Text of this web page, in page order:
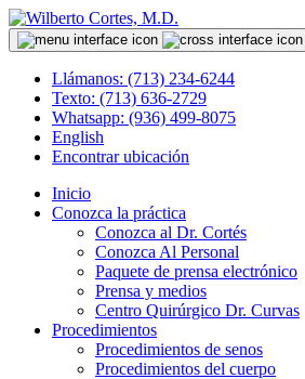
Llámanos: (713) 234-6244
Texto: (713) 636-2729
Whatsapp: (936) 499-8075
English
Encontrar ubicación
Inicio
Conozca la práctica
Conozca al Dr. Cortés
Conozca Al Personal
Paquete de prensa electrónico
Prensa y medios
Centro Quirúrgico Dr. Curvas
Procedimientos
Procedimientos de senos
Procedimientos del cuerpo